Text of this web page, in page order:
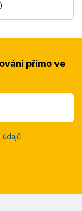
přímo ve
údajů